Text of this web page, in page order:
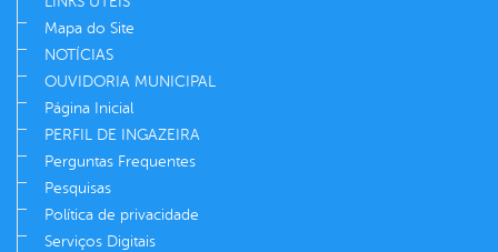
Mapa do Site
NOTÍCIAS
OUVIDORIA MUNICIPAL
Página Inicial
PERFIL DE INGAZEIRA
Perguntas Frequentes
Pesquisas
Política de privacidade
Serviços Digitais